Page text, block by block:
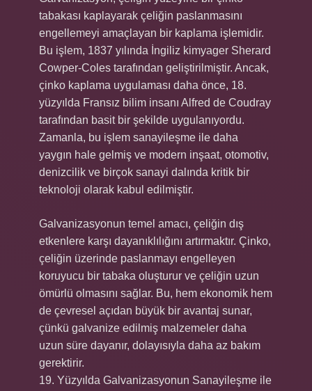
tabakası kaplayarak çeliğin paslanmasını
engellemeyi amaçlayan bir kaplama işlemidir.
Bu işlem, 1837 yılında İngiliz kimyager Sherard
Cowper-Coles tarafından geliştirilmiştir. Ancak,
çinko kaplama uygulaması daha önce, 18.
yüzyılda Fransız bilim insanı Alfred de Coudray
tarafından basit bir şekilde uygulanıyordu.
Zamanla, bu işlem sanayileşme ile daha
yaygın hale gelmiş ve modern inşaat, otomotiv,
denizcilik ve birçok sanayi dalında kritik bir
teknoloji olarak kabul edilmiştir.
Galvanizasyonun temel amacı, çeliğin dış
etkenlere karşı dayanıklılığını artırmaktır. Çinko,
çeliğin üzerinde paslanmayı engelleyen
koruyucu bir tabaka oluşturur ve çeliğin uzun
ömürlü olmasını sağlar. Bu, hem ekonomik hem
de çevresel açıdan büyük bir avantaj sunar,
çünkü galvanize edilmiş malzemeler daha
uzun süre dayanır, dolayısıyla daha az bakım
gerektirir.
19. Yüzyılda Galvanizasyonun Sanayileşme ile